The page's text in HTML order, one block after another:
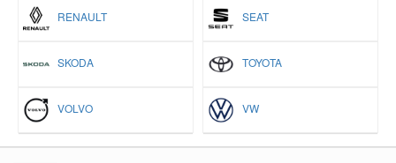
RENAULT SEAT
SKODA TOYOTA
VOLVO VW